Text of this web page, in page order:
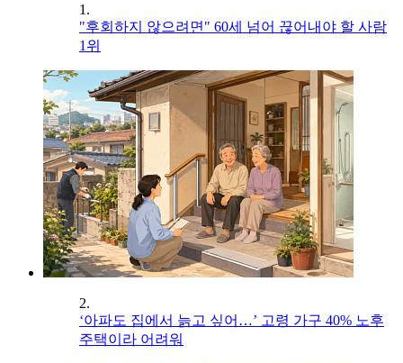
1.
"후회하지 않으려면" 60세 넘어 끊어내야 할 사람
1위
2.
‘아파도 집에서 늙고 싶어…’ 고령 가구 40% 노후
주택이라 어려워